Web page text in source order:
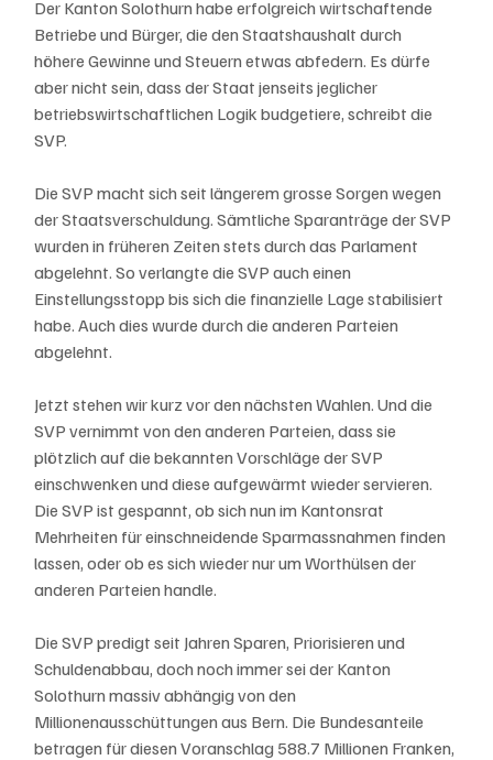
Der Kanton Solothurn habe erfolgreich wirtschaftende
Betriebe und Bürger, die den Staatshaushalt durch
höhere Gewinne und Steuern etwas abfedern. Es dürfe
aber nicht sein, dass der Staat jenseits jeglicher
betriebswirtschaftlichen Logik budgetiere, schreibt die
SVP.
Die SVP macht sich seit längerem grosse Sorgen wegen
der Staatsverschuldung. Sämtliche Sparanträge der SVP
wurden in früheren Zeiten stets durch das Parlament
abgelehnt. So verlangte die SVP auch einen
Einstellungsstopp bis sich die finanzielle Lage stabilisiert
habe. Auch dies wurde durch die anderen Parteien
abgelehnt.
Jetzt stehen wir kurz vor den nächsten Wahlen. Und die
SVP vernimmt von den anderen Parteien, dass sie
plötzlich auf die bekannten Vorschläge der SVP
einschwenken und diese aufgewärmt wieder servieren.
Die SVP ist gespannt, ob sich nun im Kantonsrat
Mehrheiten für einschneidende Sparmassnahmen finden
lassen, oder ob es sich wieder nur um Worthülsen der
anderen Parteien handle.
Die SVP predigt seit Jahren Sparen, Priorisieren und
Schuldenabbau, doch noch immer sei der Kanton
Solothurn massiv abhängig von den
Millionenausschüttungen aus Bern. Die Bundesanteile
betragen für diesen Voranschlag 588.7 Millionen Franken,